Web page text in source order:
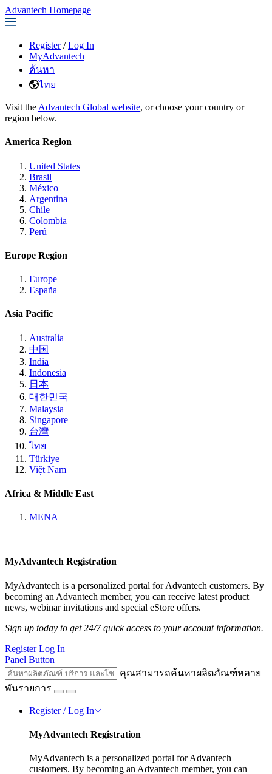
Advantech Homepage
Register / Log In
MyAdvantech
ค้นหา
ไทย
Visit the Advantech Global website, or choose your country or
region below.
America Region
United States
Brasil
México
Argentina
Chile
Colombia
Perú
Europe Region
Europe
España
Asia Pacific
Australia
中国
India
Indonesia
日本
대한민국
Malaysia
Singapore
台灣
ไทย
Türkiye
Việt Nam
Africa & Middle East
MENA
MyAdvantech Registration
MyAdvantech is a personalized portal for Advantech customers. By
becoming an Advantech member, you can receive latest product
news, webinar invitations and special eStore offers.
Sign up today to get 24/7 quick access to your account information.
Register Log In
Panel Button
คุณสามารถค้นหาผลิตภัณฑ์หลาย
พันรายการ
Register / Log In
MyAdvantech Registration
MyAdvantech is a personalized portal for Advantech
customers. By becoming an Advantech member, you can